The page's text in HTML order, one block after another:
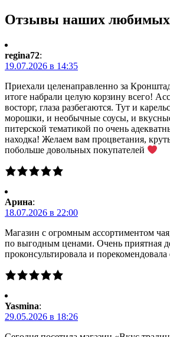
Отзывы наших любимых
regina72:
19.07.2026 в 14:35
Приехали целенаправленно за
итоге набрали целую корзину всего!
восторг, глаза разбегаются. Тут и
морошки, и необычные соусы, и
питерской тематикой по очень
находка! Желаем вам процветания,
побольше довольных покупателей
Арина:
18.07.2026 в 22:00
Магазин с огромным ассортиментом
по выгодным ценами. Очень приятная
проконсультировала и порекомендовала
Yasmina:
29.05.2026 в 18:26